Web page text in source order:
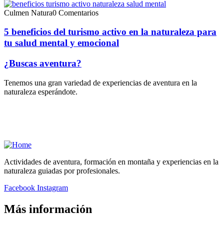
Culmen Natura0 Comentarios
5 beneficios del turismo activo en la naturaleza para
tu salud mental y emocional
¿Buscas aventura?
Tenemos una gran variedad de experiencias de aventura en la
naturaleza esperándote.
Actividades de aventura, formación en montaña y experiencias en la
naturaleza guiadas por profesionales.
Facebook Instagram
Más información